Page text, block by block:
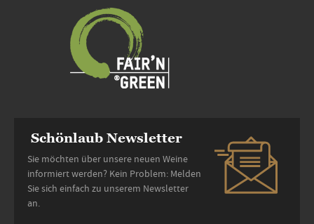
Schönlaub Newsletter
Sie möchten über unsere neuen Weine
informiert werden? Kein Problem: Melden
Sie sich einfach zu unserem Newsletter
an.